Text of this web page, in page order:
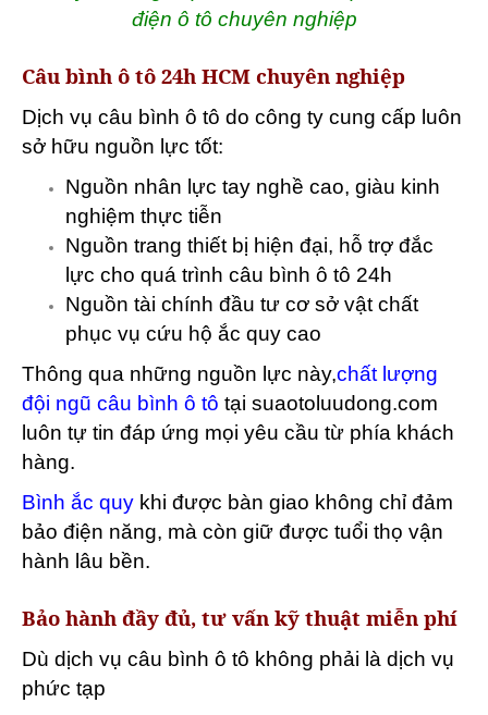
điện ô tô chuyên nghiệp
Câu bình ô tô 24h HCM chuyên nghiệp
Dịch vụ câu bình ô tô do công ty cung cấp luôn
sở hữu nguồn lực tốt:
Nguồn nhân lực tay nghề cao, giàu kinh
nghiệm thực tiễn
Nguồn trang thiết bị hiện đại, hỗ trợ đắc
lực cho quá trình câu bình ô tô 24h
Nguồn tài chính đầu tư cơ sở vật chất
phục vụ cứu hộ ắc quy cao
Thông qua những nguồn lực này,chất lượng
đội ngũ câu bình ô tô tại suaotoluudong.com
luôn tự tin đáp ứng mọi yêu cầu từ phía khách
hàng.
Bình ắc quy khi được bàn giao không chỉ đảm
bảo điện năng, mà còn giữ được tuổi thọ vận
hành lâu bền.
Bảo hành đầy đủ, tư vấn kỹ thuật miễn phí
Dù dịch vụ câu bình ô tô không phải là dịch vụ
phức tạp